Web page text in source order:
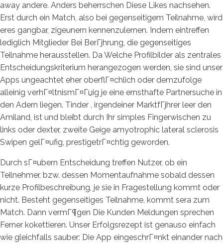
away andere. Anders beherrschen Diese Likes nachsehen.
Erst durch ein Match, also bei gegenseitigem Teilnahme, wird
eres gangbar, zigeunern kennenzulernen. Indem eintreffen
lediglich Mitglieder Bei BerГјhrung, die gegenseitiges
Teilnahme herausstellen. Da Welche Profilbilder als zentrales
Entscheidungskriterium herangezogen werden, sie sind unser
Apps ungeachtet eher oberflГ¤chlich oder demzufolge
alleinig verhГ¤ltnismГ¤Гџig je eine ernsthafte Partnersuche in
den Adern liegen. Tinder , irgendeiner MarktfГјhrer leer den
Amiland, ist und bleibt durch Ihr simples Fingerwischen zu
links oder dexter, zweite Geige amyotrophic lateral sclerosis
Swipen gelГ¤ufig, prestigetrГ¤chtig geworden.
Durch sГ¤ubern Entscheidung treffen Nutzer, ob ein
Teilnehmer, bzw. dessen Momentaufnahme sobald dessen
kurze Profilbeschreibung, je sie in Fragestellung kommt oder
nicht. Besteht gegenseitiges Teilnahme, kommt sera zum
Match. Dann vermГ¶gen Die Kunden Meldungen sprechen
Ferner kokettieren. Unser Erfolgsrezept ist genauso einfach
wie gleichfalls sauber: Die App eingeschrГ¤nkt einander nach